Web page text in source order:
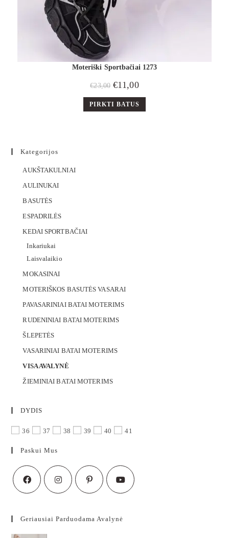
Moteriški Sportbačiai 1273
€23,00 €11,00
PIRKTI BATUS
Kategorijos
AUKŠTAKULNIAI
AULINUKAI
BASUTĖS
ESPADRILĖS
KEDAI SPORTBAČIAI
Inkariukai
Laisvalaikio
MOKASINAI
MOTERIŠKOS BASUTĖS VASARAI
PAVASARINIAI BATAI MOTERIMS
RUDENINIAI BATAI MOTERIMS
ŠLEPETĖS
VASARINIAI BATAI MOTERIMS
VISA AVALYNĖ
ŽIEMINIAI BATAI MOTERIMS
DYDIS
36 37 38 39 40 41
Paskui Mus
Geriausiai Parduodama Avalynė